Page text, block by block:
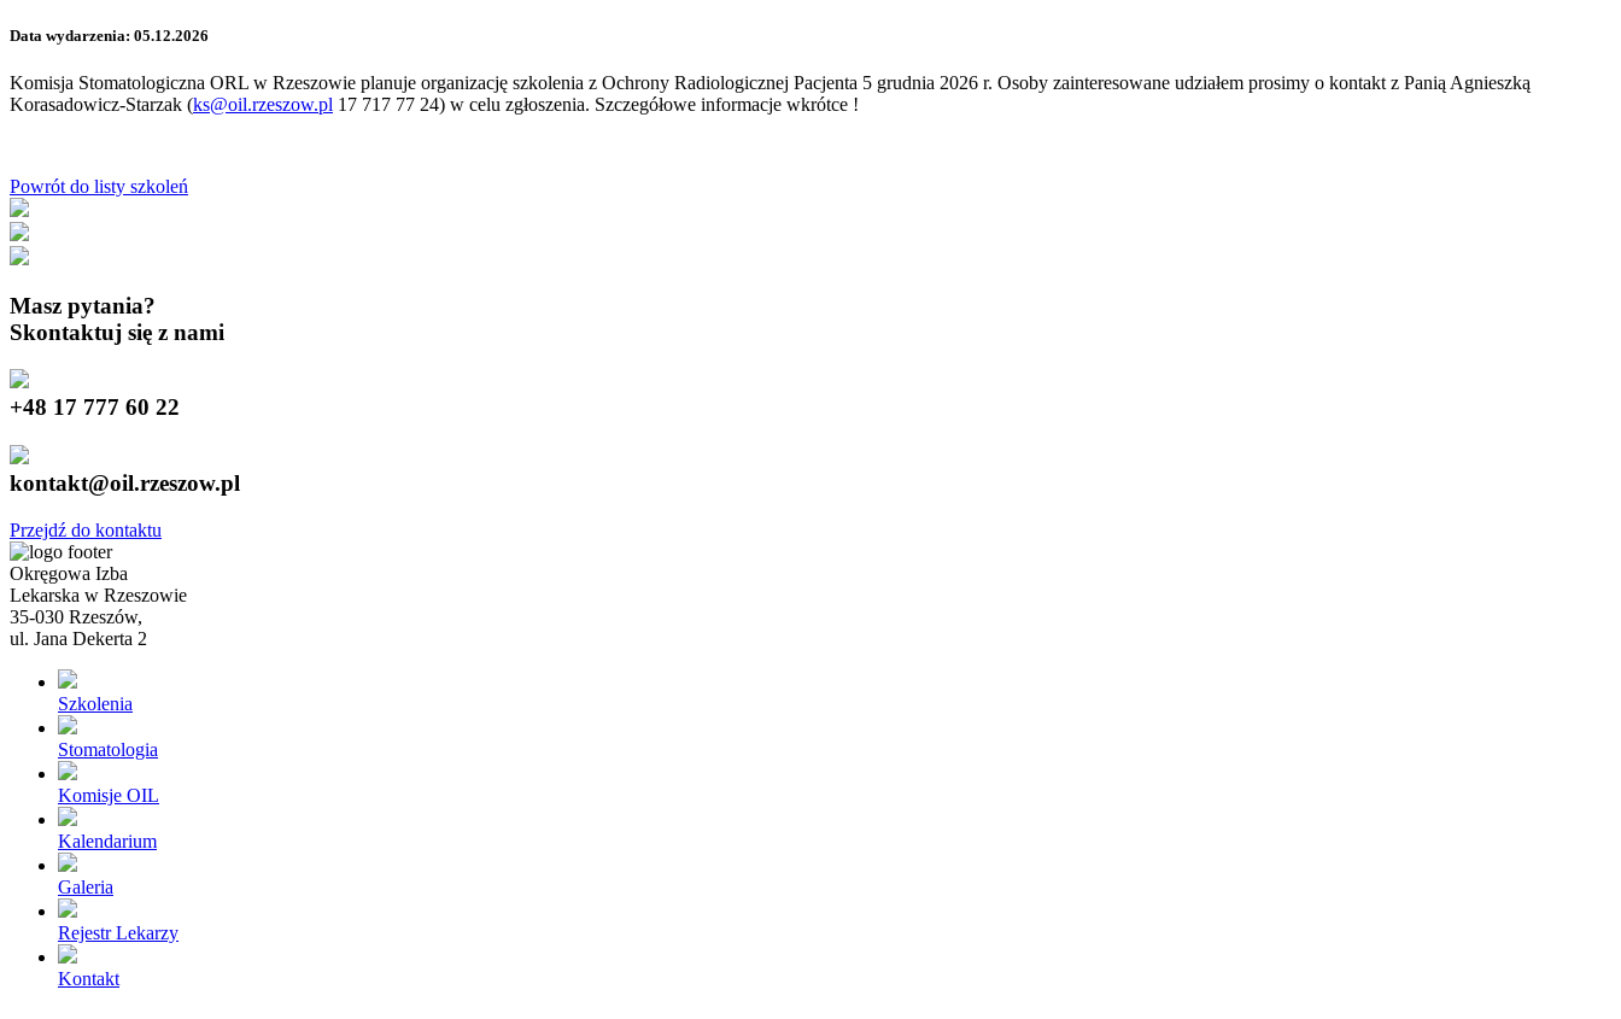
Data wydarzenia: 05.12.2026
Komisja Stomatologiczna ORL w Rzeszowie planuje organizację szkolenia z Ochrony Radiologicznej Pacjenta 5 grudnia 2026 r. Osoby zainteresowane udziałem prosimy o kontakt z Panią Agnieszką
Korasadowicz-Starzak (ks@oil.rzeszow.pl 17 717 77 24) w celu zgłoszenia. Szczegółowe informacje wkrótce !
Powrót do listy szkoleń
Masz pytania?
Skontaktuj się z nami
+48 17 777 60 22
kontakt@oil.rzeszow.pl
Przejdź do kontaktu
Okręgowa Izba
Lekarska w Rzeszowie
35-030 Rzeszów,
ul. Jana Dekerta 2
Szkolenia
Stomatologia
Komisje OIL
Kalendarium
Galeria
Rejestr Lekarzy
Kontakt